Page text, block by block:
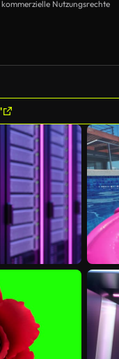
kommerzielle Nutzungsrechte